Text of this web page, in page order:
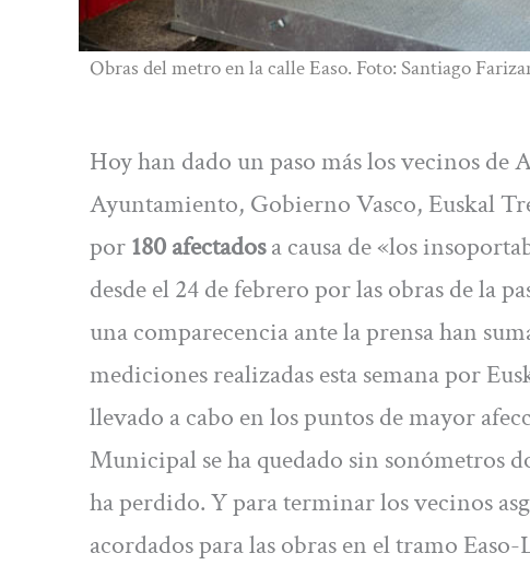
Obras del metro en la calle Easo. Foto: Santiago
Hoy han dado un paso más los vecinos
Ayuntamiento, Gobierno Vasco, Euskal
por180 afectadosa causa de «los
desde el 24 de febrero por las obras de la
una comparecencia ante la prensa han
mediciones realizadas esta semana por
llevado a cabo en los puntos de mayor
Municipal se ha quedado sin sonómetros
ha perdido. Y para terminar los vecinos
acordados para las obras en el tramo